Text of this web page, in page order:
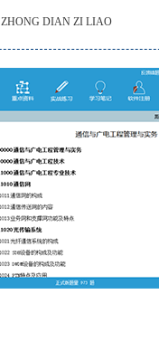
ZHONG DIAN ZI LIAO